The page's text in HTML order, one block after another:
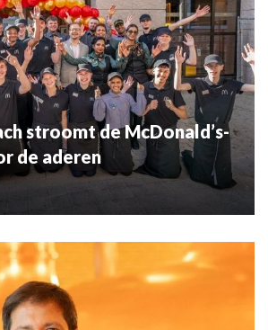
stroomt de McDonald’s-
de aderen